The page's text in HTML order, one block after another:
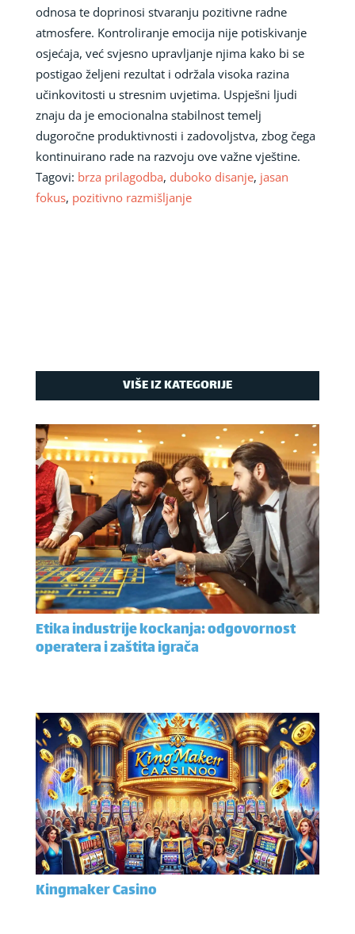
odnosa te doprinosi stvaranju pozitivne radne
atmosfere. Kontroliranje emocija nije potiskivanje
osjećaja, već svjesno upravljanje njima kako bi se
postigao željeni rezultat i održala visoka razina
učinkovitosti u stresnim uvjetima. Uspješni ljudi
znaju da je emocionalna stabilnost temelj
dugoročne produktivnosti i zadovoljstva, zbog čega
kontinuirano rade na razvoju ove važne vještine.
Tagovi: brza prilagodba, duboko disanje, jasan
fokus, pozitivno razmišljanje
VIŠE IZ KATEGORIJE
Etika industrije kockanja: odgovornost
operatera i zaštita igrača
Kingmaker Casino